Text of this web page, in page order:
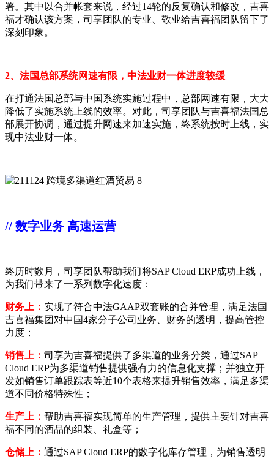
署。其中以合并帐套来说，经过14轮的反复确认和修改，吉喜
福才确认该方案，司享团队的专业、敬业给吉喜福团队留下了
深刻印象。
2、法国总部系统网速有限，中法业财一体进度较缓
在打通法国总部与中国系统实施过程中，总部网速有限，大大
降低了实施系统上线的效率。对此，司享团队与吉喜福法国总
部展开协调，通过提升网速来加速实施，终系统按时上线，实
现中法业财一体。
// 数字业务 高速运营
终历时数月，司享团队帮助我们将SAP Cloud ERP成功上线，
为我们带来了一系列数字化速度：
财务上： 实现了符合中法GAAP双套账的合并管理，满足法国
吉喜福集团对中国4家分子公司业务、财务的透明，提高管控
力度；
销售上： 司享为吉喜福提供了多渠道的业务分类，通过SAP
Cloud ERP为多渠道销售提供强有力的信息化支撑；并独立开
发如销售订单跟踪表等近10个表格来提升销售效率，满足多渠
道不同价格特殊性；
生产上： 帮助吉喜福实现简单的生产管理，提供主要针对吉喜
福不同的酒品的组装、礼盒等；
仓储上： 通过SAP Cloud ERP的数字化库存管理，为销售透明